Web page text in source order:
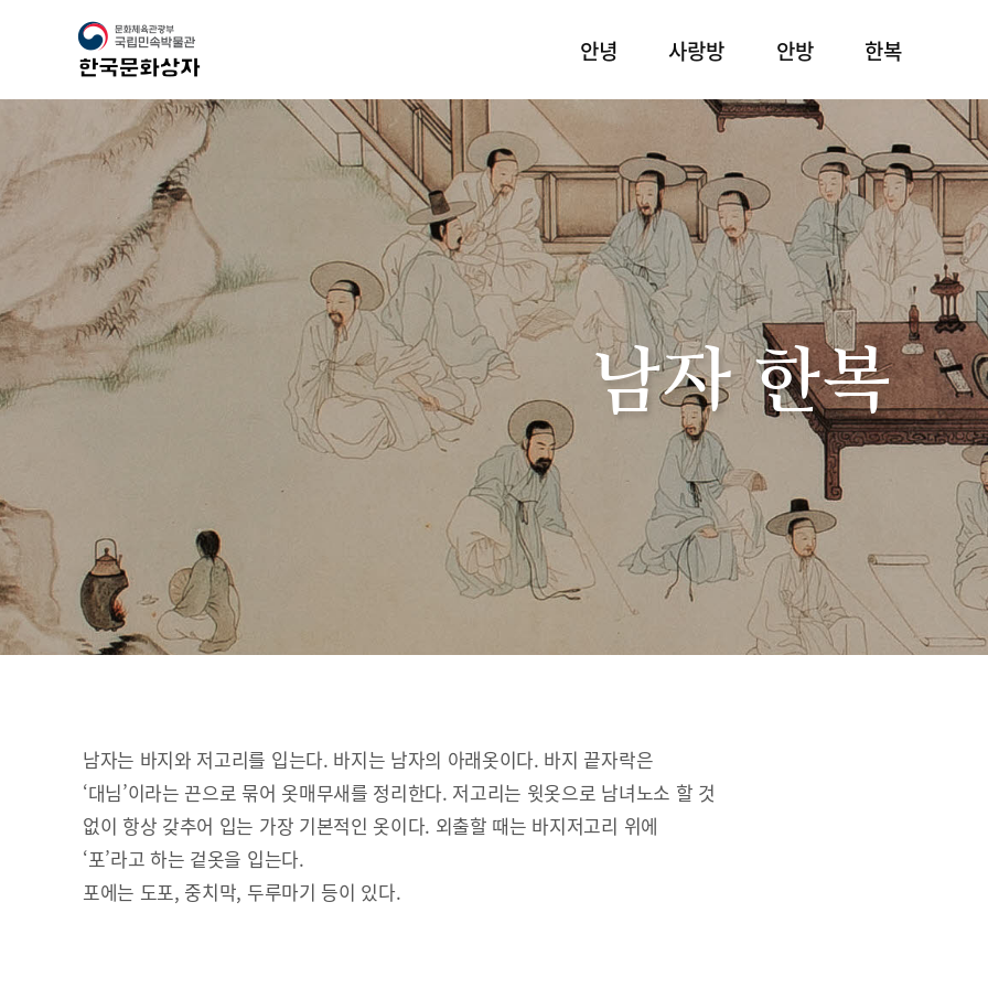
안녕 사랑방 안방 한복
남자 한복
남자는 바지와 저고리를 입는다. 바지는 남자의 아래옷이다. 바지 끝자락은
‘대님’이라는 끈으로 묶어 옷매무새를 정리한다. 저고리는 윗옷으로 남녀노소 할 것
없이 항상 갖추어 입는 가장 기본적인 옷이다. 외출할 때는 바지저고리 위에
‘포’라고 하는 겉옷을 입는다.
포에는 도포, 중치막, 두루마기 등이 있다.